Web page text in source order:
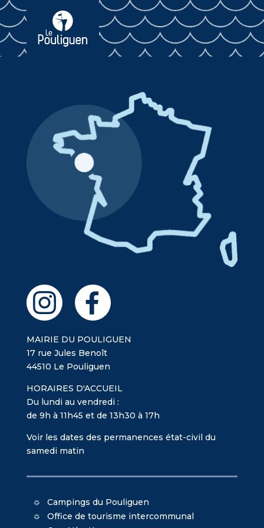
MAIRIE DU POULIGUEN
17 rue Jules Benoît
44510 Le Pouliguen
HORAIRES D'ACCUEIL
Du lundi au vendredi :
de 9h à 11h45 et de 13h30 à 17h
Voir les dates des permanences état-civil du
samedi matin
Campings du Pouliguen
Office de tourisme intercommunal